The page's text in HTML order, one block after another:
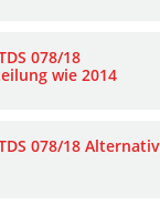
078/18
wie 2014
078/18